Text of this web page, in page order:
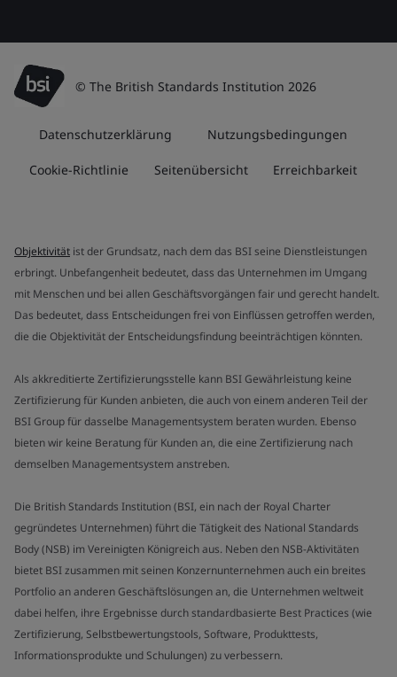
© The British Standards Institution 2026
Datenschutzerklärung Nutzungsbedingungen
Cookie-Richtlinie Seitenübersicht Erreichbarkeit
Objektivität ist der Grundsatz, nach dem das BSI seine Dienstleistungen
erbringt. Unbefangenheit bedeutet, dass das Unternehmen im Umgang
mit Menschen und bei allen Geschäftsvorgängen fair und gerecht handelt.
Das bedeutet, dass Entscheidungen frei von Einflüssen getroffen werden,
die die Objektivität der Entscheidungsfindung beeinträchtigen könnten.
Als akkreditierte Zertifizierungsstelle kann BSI Gewährleistung keine
Zertifizierung für Kunden anbieten, die auch von einem anderen Teil der
BSI Group für dasselbe Managementsystem beraten wurden. Ebenso
bieten wir keine Beratung für Kunden an, die eine Zertifizierung nach
demselben Managementsystem anstreben.
Die British Standards Institution (BSI, ein nach der Royal Charter
gegründetes Unternehmen) führt die Tätigkeit des National Standards
Body (NSB) im Vereinigten Königreich aus. Neben den NSB-Aktivitäten
bietet BSI zusammen mit seinen Konzernunternehmen auch ein breites
Portfolio an anderen Geschäftslösungen an, die Unternehmen weltweit
dabei helfen, ihre Ergebnisse durch standardbasierte Best Practices (wie
Zertifizierung, Selbstbewertungstools, Software, Produkttests,
Informationsprodukte und Schulungen) zu verbessern.